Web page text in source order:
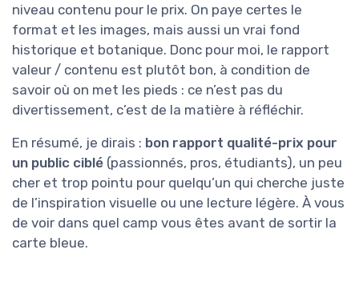
niveau contenu pour le prix. On paye certes le
format et les images, mais aussi un vrai fond
historique et botanique. Donc pour moi, le rapport
valeur / contenu est plutôt bon, à condition de
savoir où on met les pieds : ce n’est pas du
divertissement, c’est de la matière à réfléchir.
En résumé, je dirais : bon rapport qualité-prix pour
un public ciblé (passionnés, pros, étudiants), un peu
cher et trop pointu pour quelqu’un qui cherche juste
de l’inspiration visuelle ou une lecture légère. À vous
de voir dans quel camp vous êtes avant de sortir la
carte bleue.